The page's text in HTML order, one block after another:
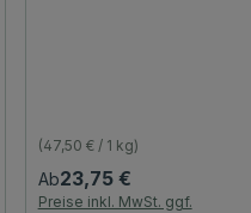
(47,50 € / 1 kg)
Regulärer Preis:
Ab23,75 €
Preise inkl. MwSt. ggf.